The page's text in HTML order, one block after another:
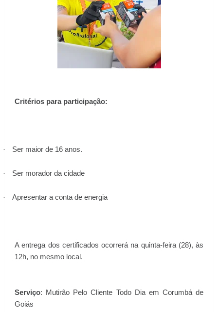
Critérios para participação:
· Ser maior de 16 anos.
· Ser morador da cidade
· Apresentar a conta de energia
A entrega dos certificados ocorrerá na quinta-feira (28), às
12h, no mesmo local.
Serviço: Mutirão Pelo Cliente Todo Dia em Corumbá de
Goiás